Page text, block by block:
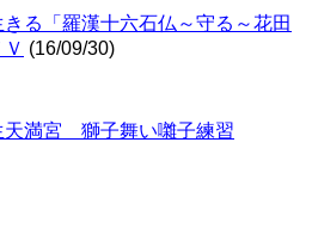
きる「羅漢十六石仏～守る～花田
(16/09/30)
満宮 獅子舞い囃子練習